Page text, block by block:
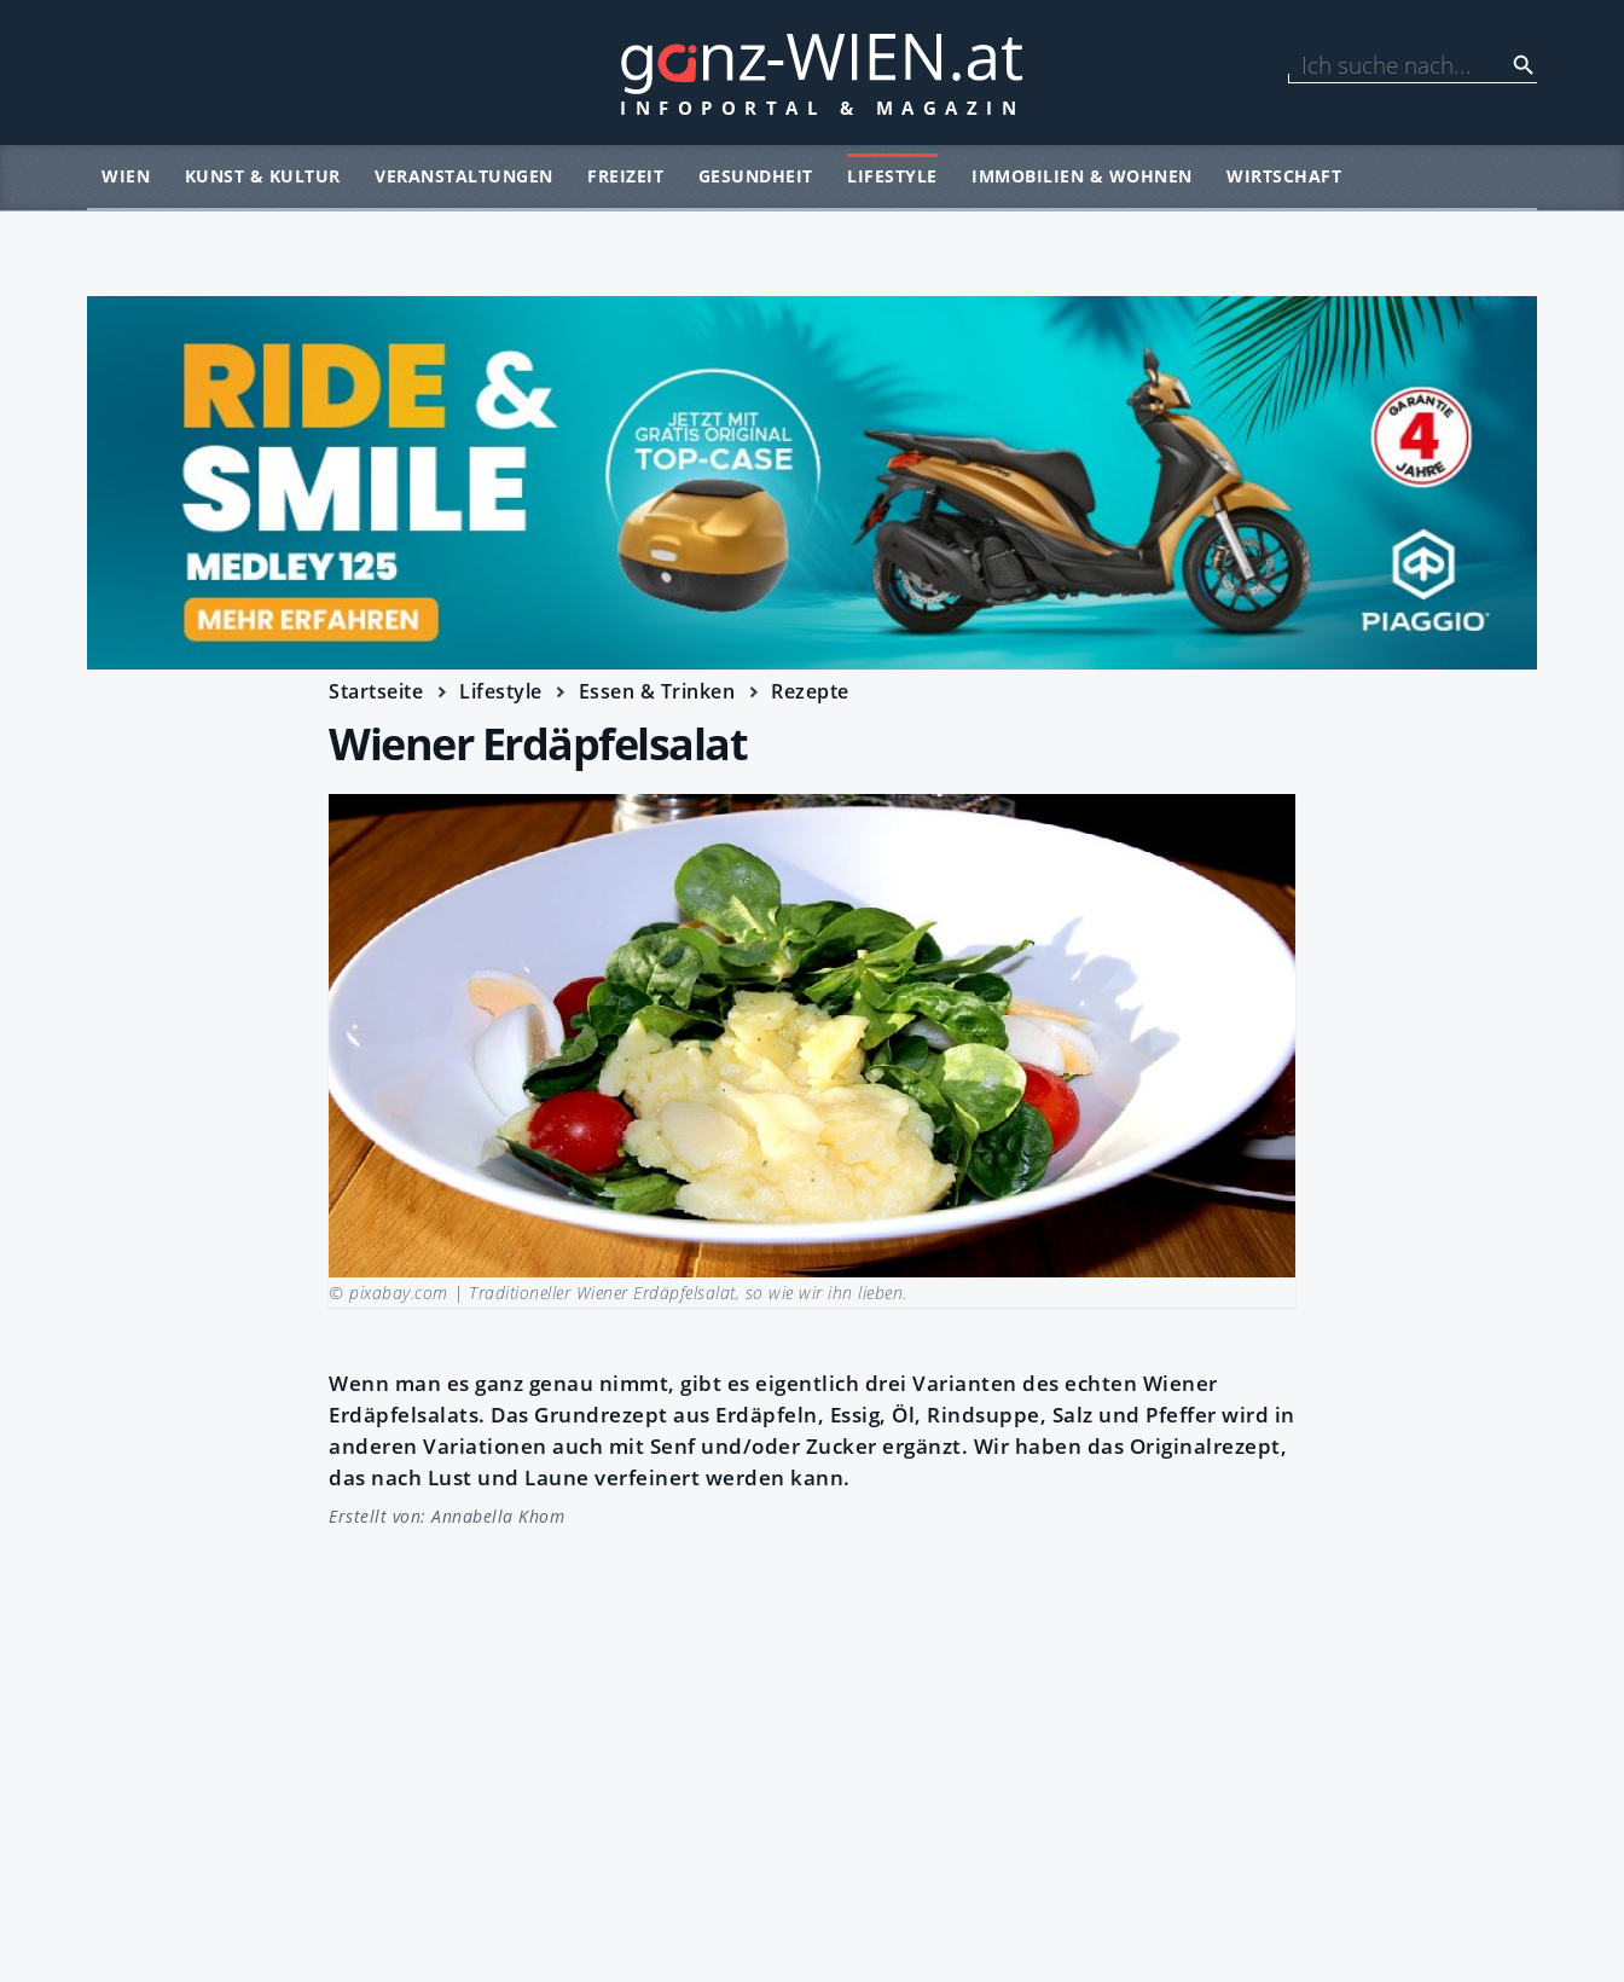
WIEN KUNST & KULTUR VERANSTALTUNGEN FREIZEIT GESUNDHEIT LIFESTYLE IMMOBILIEN & WOHNEN WIRTSCHAFT
Startseite Lifestyle Essen & Trinken Rezepte
Wiener Erdäpfelsalat
© pixabay.com | Traditioneller Wiener Erdäpfelsalat, so wie wir ihn lieben.
Wenn man es ganz genau nimmt, gibt es eigentlich drei Varianten des echten Wiener
Erdäpfelsalats. Das Grundrezept aus Erdäpfeln, Essig, Öl, Rindsuppe, Salz und Pfeffer wird in
anderen Variationen auch mit Senf und/oder Zucker ergänzt. Wir haben das Originalrezept,
das nach Lust und Laune verfeinert werden kann.
Erstellt von:Annabella Khom